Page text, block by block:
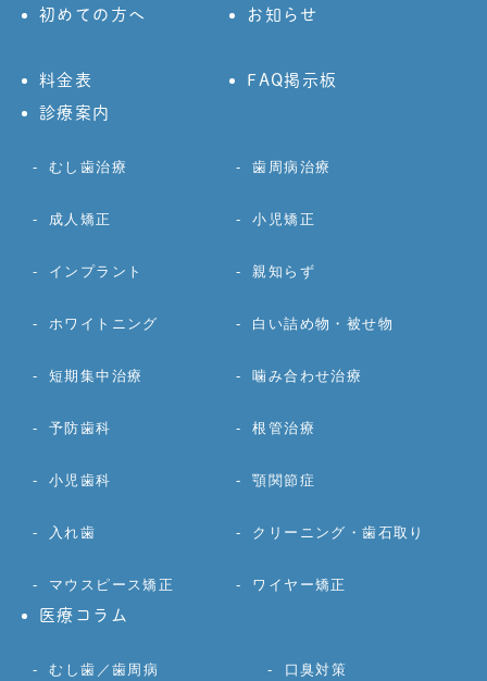
初めての方へ お知らせ
料金表
FAQ掲示板
診療案内
むし歯治療 歯周病治療
成人矯正 小児矯正
インプラント 親知らず
ホワイトニング 白い詰め物・被せ物
短期集中治療 噛み合わせ治療
予防歯科 根管治療
小児歯科 顎関節症
入れ歯 クリーニング・歯石取り
マウスピース矯正
ワイヤー矯正
医療コラム
むし歯／歯周病 口臭対策